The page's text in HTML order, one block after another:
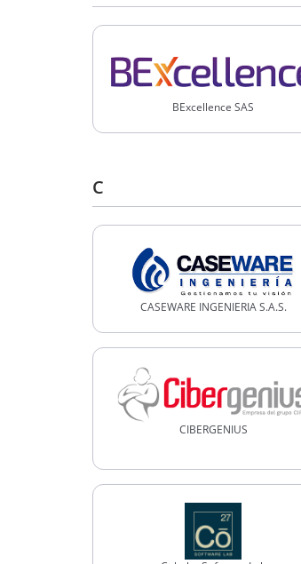
BExcellence SAS
C
CASEWARE INGENIERIA S.A.S.
CIBERGENIUS